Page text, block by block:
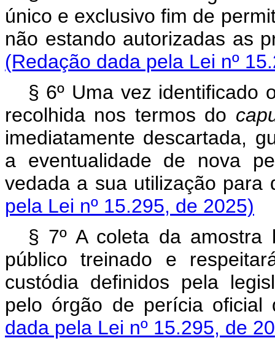
único e exclusivo fim de
não estando autorizadas
(Redação dada pela Lei nº
§ 6º Uma vez identificado
recolhida nos termos do
imediatamente descartada,
a eventualidade de nova
vedada a sua utilização
pela Lei nº 15.295, de 2025)
§ 7º A coleta da amostra
público treinado e
custódia definidos pela
pelo órgão de perícia
dada pela Lei nº 15.295, de